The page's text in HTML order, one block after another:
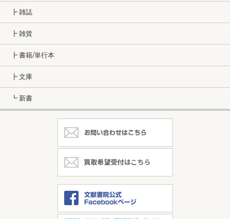
┣ 雑誌
┣ 雑貨
┣ 書籍/単行本
┣ 文庫
┗ 新書